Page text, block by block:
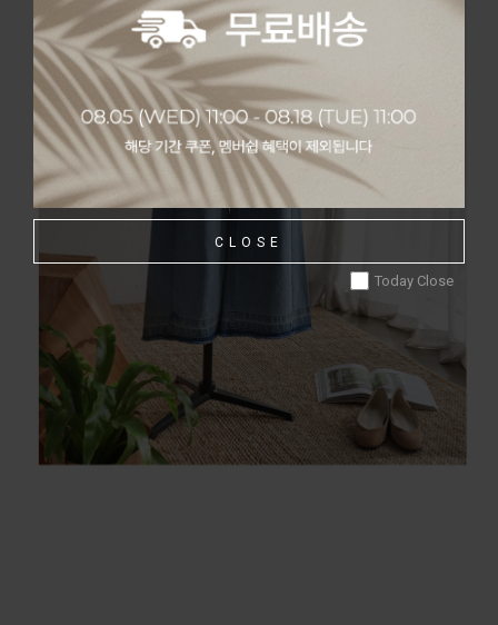
CLOSE
Today Close